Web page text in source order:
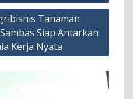
Tanaman
Siap Antarkan
Kerja Nyata